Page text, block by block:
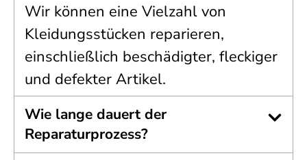
Wir können eine Vielzahl von
Kleidungsstücken reparieren,
einschließlich beschädigter, fleckiger
und defekter Artikel.
Wie lange dauert der
Reparaturprozess?